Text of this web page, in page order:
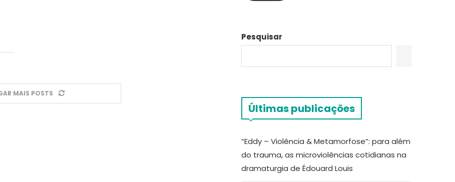
MAIS POSTS
Pesquisar
Últimas publicações
“Eddy – Violência & Metamorfose”: para além
do trauma, as microviolências cotidianas na
dramaturgia de Édouard Louis